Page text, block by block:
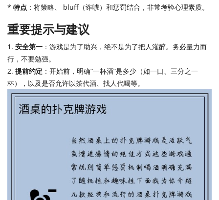
* 特点 ：将策略、 bluff（诈唬）和惩罚结合，非常考验心理素质。
重要提示与建议
1. 安全第一 ：游戏是为了助兴，绝不是为了把人灌醉。务必量力而
行，不要勉强。
2. 提前约定 ：开始前，明确“一杯酒”是多少（如一口、三分之一
杯），以及是否允许以茶代酒、找人代喝等。